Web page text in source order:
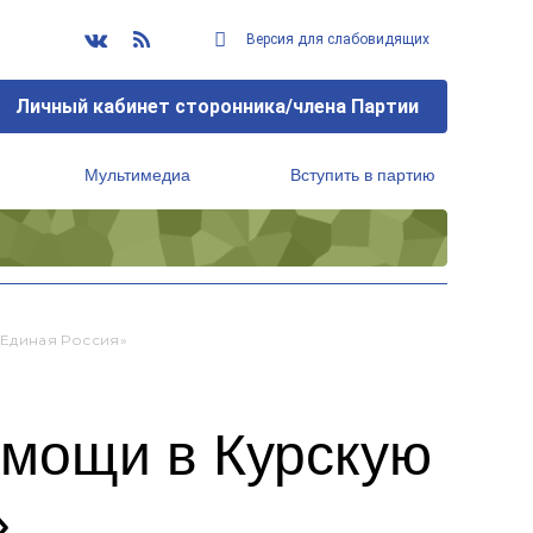
Версия для слабовидящих
Личный кабинет сторонника/члена Партии
Мультимедиа Вступить в партию
Россия»
в Курскую